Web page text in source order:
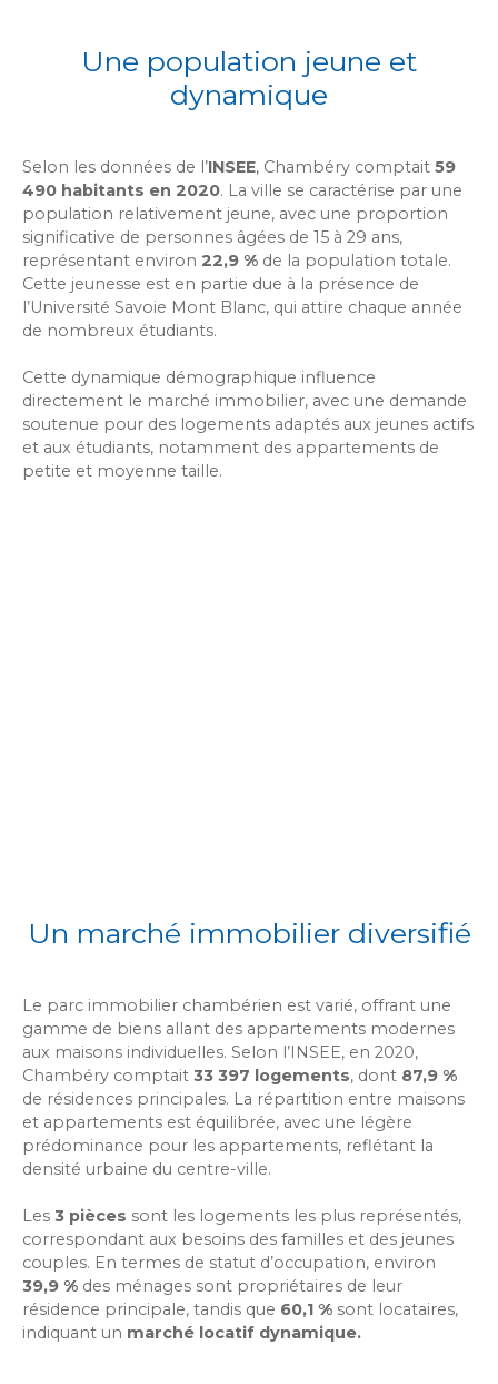
Une population jeune et
dynamique
Selon les données de l’INSEE, Chambéry comptait 59
490 habitants en 2020. La ville se caractérise par une
population relativement jeune, avec une proportion
significative de personnes âgées de 15 à 29 ans,
représentant environ 22,9 % de la population totale.
Cette jeunesse est en partie due à la présence de
l’Université Savoie Mont Blanc, qui attire chaque année
de nombreux étudiants.
Cette dynamique démographique influence
directement le marché immobilier, avec une demande
soutenue pour des logements adaptés aux jeunes actifs
et aux étudiants, notamment des appartements de
petite et moyenne taille.
Un marché immobilier diversifié
Le parc immobilier chambérien est varié, offrant une
gamme de biens allant des appartements modernes
aux maisons individuelles. Selon l’INSEE, en 2020,
Chambéry comptait 33 397 logements, dont 87,9 %
de résidences principales. La répartition entre maisons
et appartements est équilibrée, avec une légère
prédominance pour les appartements, reflétant la
densité urbaine du centre-ville.
Les 3 pièces sont les logements les plus représentés,
correspondant aux besoins des familles et des jeunes
couples. En termes de statut d’occupation, environ
39,9 % des ménages sont propriétaires de leur
résidence principale, tandis que 60,1 % sont locataires,
indiquant un marché locatif dynamique.